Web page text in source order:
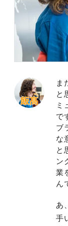
ま
と
ミ
で
ブ
な
と
ン
業
ん
あ
手